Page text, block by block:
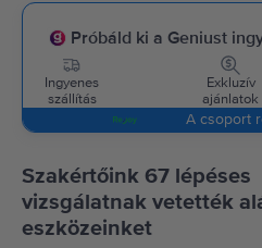
Próbáld ki a Geniust
Ingyenes
szállítás
Exkluzív
ajánlatok
A csoport
Szakértőink 67 lépéses
vizsgálatnak vetették
eszközeinket